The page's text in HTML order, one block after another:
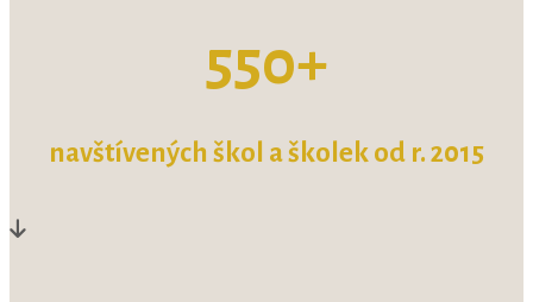
550+
navštívených škol a školek od r. 2015